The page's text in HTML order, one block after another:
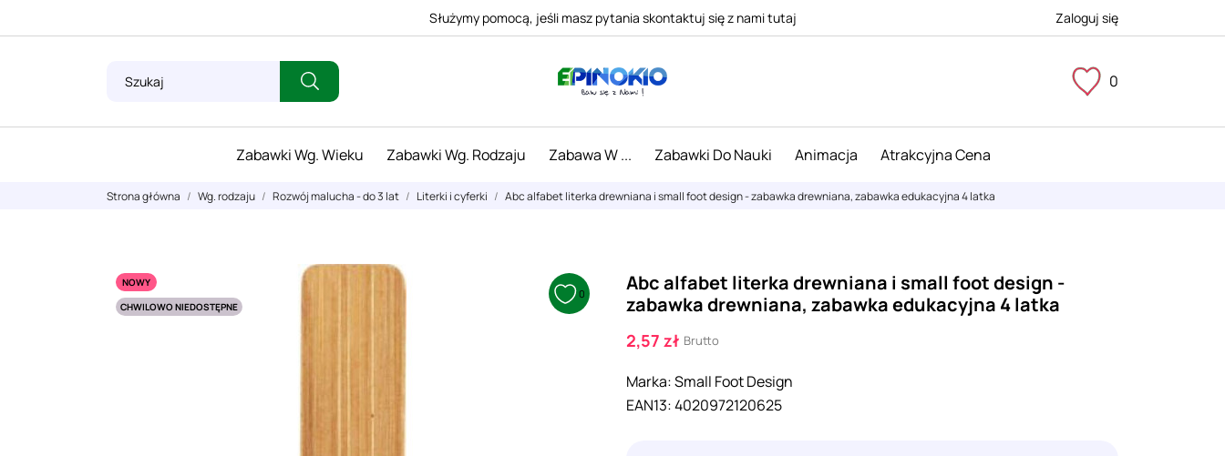
Służymy pomocą, jeśli masz pytania skontaktuj się z nami tutaj Zaloguj się
0
Zabawki Wg. Wieku Zabawki Wg. Rodzaju Zabawa W ... Zabawki Do Nauki Animacja Atrakcyjna Cena
Strona główna Wg. rodzaju Rozwój malucha - do 3 lat Literki i cyferki Abc alfabet literka drewniana i small foot design - zabawka drewniana, zabawka edukacyjna 4 latka
NOWY
CHWILOWO NIEDOSTĘPNE
0
Abc alfabet literka drewniana i small foot design -
zabawka drewniana, zabawka edukacyjna 4 latka
2,57 zł Brutto
Marka:Small Foot Design
EAN13:4020972120625